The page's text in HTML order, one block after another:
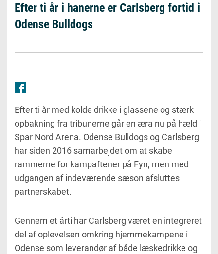
Efter ti år i hanerne er Carlsberg fortid i
Odense Bulldogs
Efter ti år med kolde drikke i glassene og stærk
opbakning fra tribunerne går en æra nu på hæld i
Spar Nord Arena. Odense Bulldogs og Carlsberg
har siden 2016 samarbejdet om at skabe
rammerne for kampaftener på Fyn, men med
udgangen af indeværende sæson afsluttes
partnerskabet.
Gennem et årti har Carlsberg været en integreret
del af oplevelsen omkring hjemmekampene i
Odense som leverandør af både læskedrikke og